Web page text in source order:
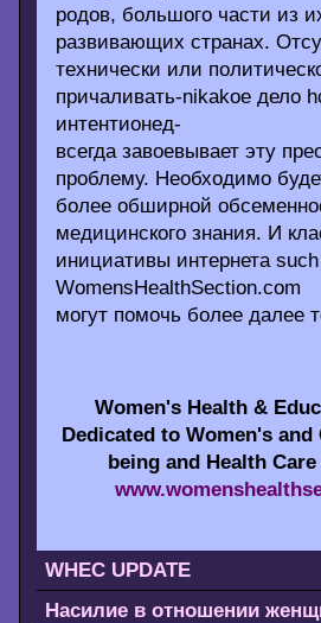
родов, большого части из
развивающих странах.
технически или
причаливать-nikakoe дело
интентионед-
всегда завоевывает эту
проблему. Необходимо
более обширной
медицинского знания. И
инициативы интернета
WomensHealthSection.com
могут помочь более далее
Women's Health &
Dedicated to Women's
being and Health
WHEC UPDATE
Насилие в отношении